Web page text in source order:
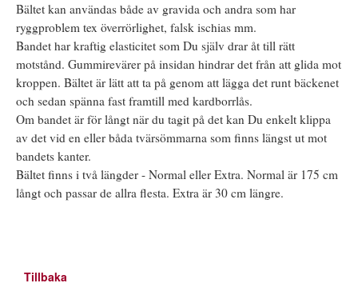
Bältet kan användas både av gravida och andra som har
ryggproblem tex överrörlighet, falsk ischias mm.
Bandet har kraftig elasticitet som Du själv drar åt till rätt
motstånd. Gummirevärer på insidan hindrar det från att glida mot
kroppen. Bältet är lätt att ta på genom att lägga det runt bäckenet
och sedan spänna fast framtill med kardborrlås.
Om bandet är för långt när du tagit på det kan Du enkelt klippa
av det vid en eller båda tvärsömmarna som finns längst ut mot
bandets kanter.
Bältet finns i två längder - Normal eller Extra. Normal är 175 cm
långt och passar de allra flesta. Extra är 30 cm längre.
Tillbaka